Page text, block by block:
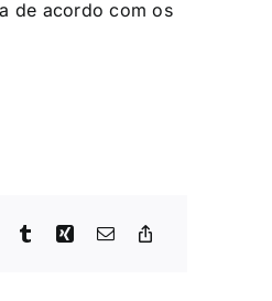
de acordo com os